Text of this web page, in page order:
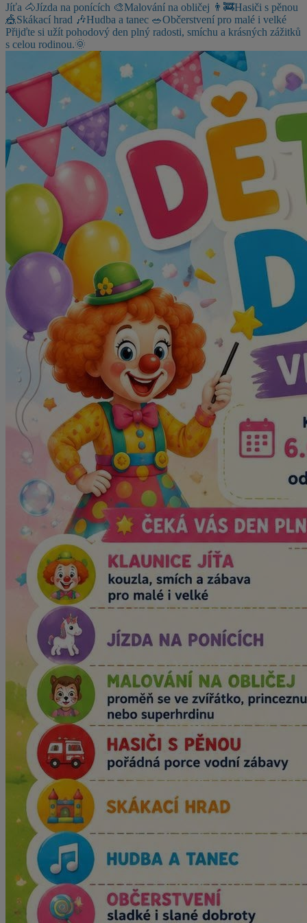
Jíťa 🐴Jízda na ponících 🎨Malování na obličej 👨‍🚒Hasiči s pěnou
🎪Skákací hrad 🎶Hudba a tanec 🥗Občerstvení pro malé i velké
Přijďte si užít pohodový den plný radosti, smíchu a krásných zážitků
s celou rodinou.🌞